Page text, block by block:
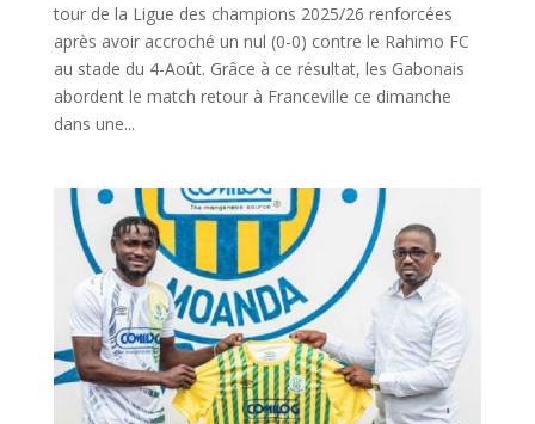
tour de la Ligue des champions 2025/26 renforcées
après avoir accroché un nul (0-0) contre le Rahimo FC
au stade du 4-Août. Grâce à ce résultat, les Gabonais
abordent le match retour à Franceville ce dimanche
dans une...